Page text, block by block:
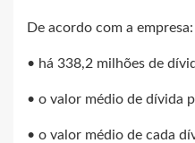
De acordo com a empresa:
• há 338,2 milhões de
• o valor médio de dívida
• o valor médio de cada